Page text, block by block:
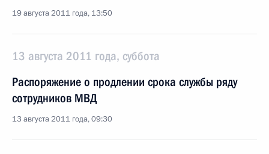
19 августа 2011 года, 13:50
13 августа 2011 года, суббота
Распоряжение о продлении срока службы ряду
сотрудников МВД
13 августа 2011 года, 09:30